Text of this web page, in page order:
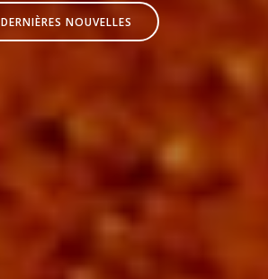
DERNIÈRES NOUVELLES